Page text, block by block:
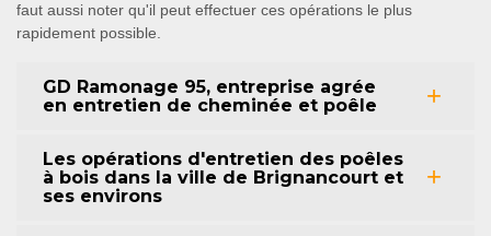
faut aussi noter qu'il peut effectuer ces opérations le plus
rapidement possible.
GD Ramonage 95, entreprise agrée
en entretien de cheminée et poêle
Les opérations d'entretien des poêles
à bois dans la ville de Brignancourt et
ses environs